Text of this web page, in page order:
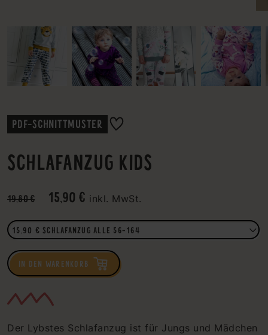
PDF-SCHNITTMUSTER
SCHLAFANZUG KIDS
19,80 € 15,90 € inkl. MwSt.
IN DEN WARENKORB
Der Lybstes Schlafanzug ist für Jungs und Mädchen